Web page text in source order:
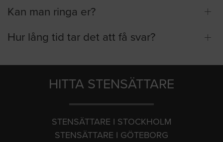
Kan man ringa er?
Hur lång tid tar det att få svar?
HITTA STENSÄTTARE
STENSÄTTARE I STOCKHOLM
STENSÄTTARE I GÖTEBORG